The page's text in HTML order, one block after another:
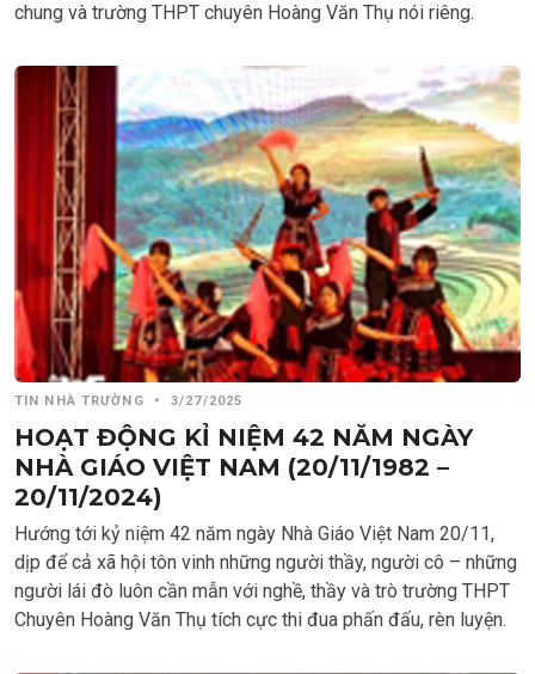
chung và trường THPT chuyên Hoàng Văn Thụ nói riêng.
TIN NHÀ TRƯỜNG • 3/27/2025
HOẠT ĐỘNG KỈ NIỆM 42 NĂM NGÀY
NHÀ GIÁO VIỆT NAM (20/11/1982 –
20/11/2024)
Hướng tới kỷ niệm 42 năm ngày Nhà Giáo Việt Nam 20/11,
dịp để cả xã hội tôn vinh những người thầy, người cô – những
người lái đò luôn cần mẫn với nghề, thầy và trò trường THPT
Chuyên Hoàng Văn Thụ tích cực thi đua phấn đấu, rèn luyện.